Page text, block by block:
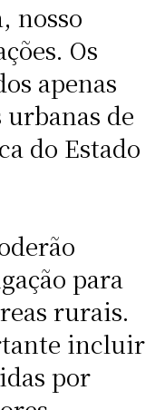
nosso
Os
apenas
urbanas de
do Estado
para
rurais.
incluir
por